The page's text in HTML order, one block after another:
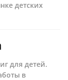
детских
для детей.
в